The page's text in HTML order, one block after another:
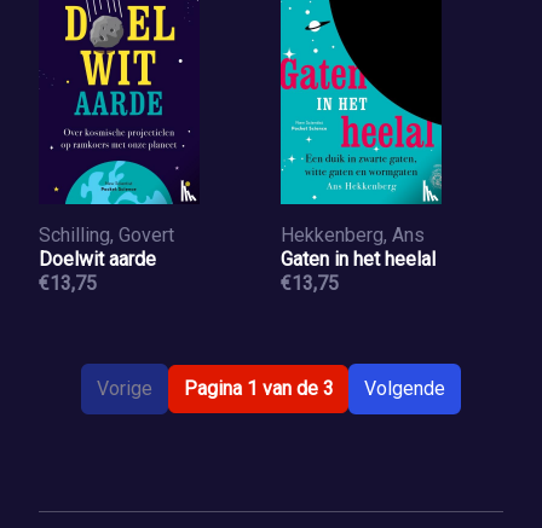
Schilling, Govert
Doelwit aarde
€13,75
Hekkenberg, Ans
Gaten in het heelal
€13,75
Vorige Pagina 1 van de 3 Volgende